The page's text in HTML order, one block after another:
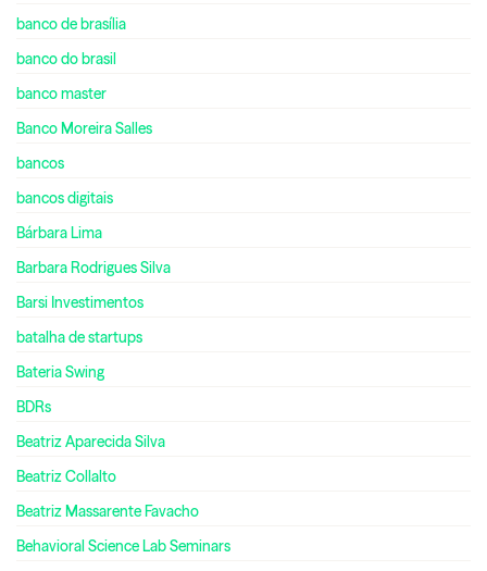
banco de brasília
banco do brasil
banco master
Banco Moreira Salles
bancos
bancos digitais
Bárbara Lima
Barbara Rodrigues Silva
Barsi Investimentos
batalha de startups
Bateria Swing
BDRs
Beatriz Aparecida Silva
Beatriz Collalto
Beatriz Massarente Favacho
Behavioral Science Lab Seminars